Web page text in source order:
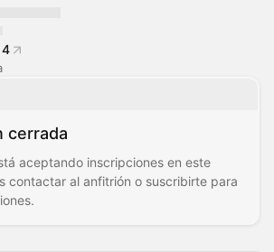
4
cerrada
aceptando inscripciones en este
contactar al anfitrión o suscribirte para